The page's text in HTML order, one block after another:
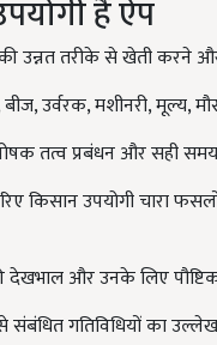
हैं ऐप
उन्नत तरीके से खेती करने और
उर्वरक, मशीनरी, मूल्य,
तत्व प्रबंधन और सही
किसान उपयोगी चारा
और उनके लिए
गतिविधियों का उल्लेख